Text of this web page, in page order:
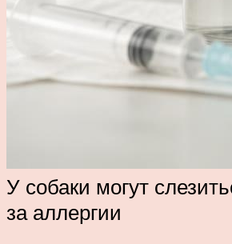
У собаки могут
за аллергии